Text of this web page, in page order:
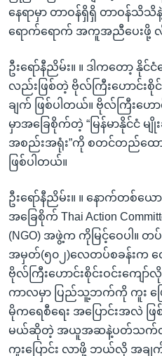
နေရာမှာ တာဝန်ရှိရှိ တာဝန်
ရောက်ရောက် အကူအညီပေးဖို့
ဦးရော်နီညိမ်း။ ။ ဒါကတော့ နိုင်
လည်းဖြစ်တဲ့ ဗိုလ်ကြီးဟောင်းစို
ချက် ဖြစ်ပါတယ်။ ဗိုလ်ကြီးဟော
မှာအခြေစိုက်တဲ့ “မြန်မာနိုင်ငံ မျို
အစည်းအရုံး”ကို စတင်တည်ထ
ဖြစ်ပါတယ်။
ဦးရော်နီညိမ်း။ ။ နောက်တစ်
အခြေစိုက် Thai Action
(NGO) အဖွဲ့က ကိုမြင့်ဝေပါ။
အမှတ်(၅၀၂)လေတပ်စခန်းက
ဗိုလ်ကြီးဟောင်းစိုင်းဝင်းကျေ
ကာလမှာ ပြည်သူ့ဘက်ကို ကူး ပြော
မိုကရေစီရေး အပြောင်းအလဲ ဖ
မယ်ဆိုတဲ့ အယူအဆနဲ့ပတ်သက်လို့
ကူးပြောင်း လာဖို့ ဘယ်လို အခ